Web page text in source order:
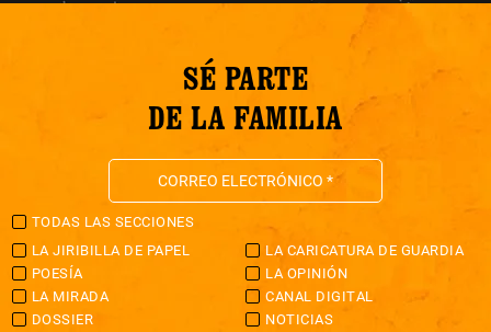
SÉ PARTE
DE LA FAMILIA
TODAS LAS SECCIONES
LA JIRIBILLA DE PAPEL
LA CARICATURA DE GUARDIA
POESÍA
LA OPINIÓN
LA MIRADA
CANAL DIGITAL
DOSSIER
NOTICIAS